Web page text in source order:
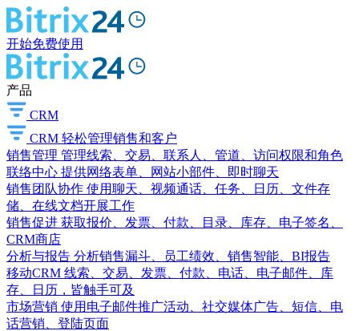
开始免费使用
产品
CRM
CRM 轻松管理销售和客户
销售管理 管理线索、交易、联系人、管道、访问权限和角色
联络中心 提供网络表单、网站小部件、即时聊天
销售团队协作 使用聊天、视频通话、任务、日历、文件存
储、在线文档开展工作
销售促进 获取报价、发票、付款、目录、库存、电子签名、
CRM商店
分析与报告 分析销售漏斗、员工绩效、销售智能、BI报告
移动CRM 线索、交易、发票、付款、电话、电子邮件、库
存、日历，皆触手可及
市场营销 使用电子邮件推广活动、社交媒体广告、短信、电
话营销、登陆页面